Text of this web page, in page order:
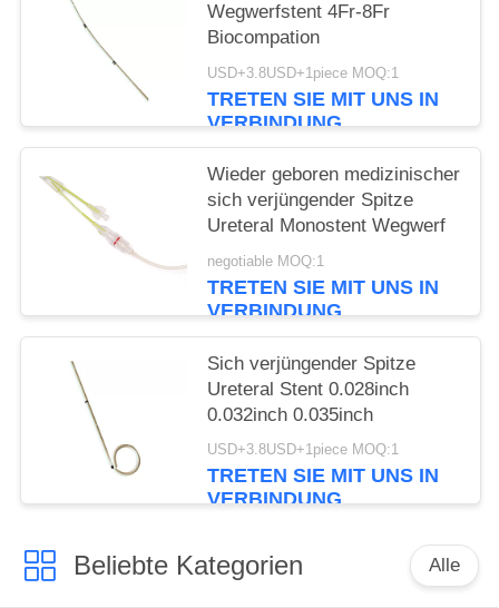
Wegwerfstent 4Fr-8Fr
Biocompation
USD+3.8USD+1piece MOQ:1
TRETEN SIE MIT UNS IN
VERBINDUNG
Wieder geboren medizinischer
sich verjüngender Spitze
Ureteral Monostent Wegwerf
negotiable MOQ:1
TRETEN SIE MIT UNS IN
VERBINDUNG
Sich verjüngender Spitze
Ureteral Stent 0.028inch
0.032inch 0.035inch
USD+3.8USD+1piece MOQ:1
TRETEN SIE MIT UNS IN
VERBINDUNG
Beliebte Kategorien Alle